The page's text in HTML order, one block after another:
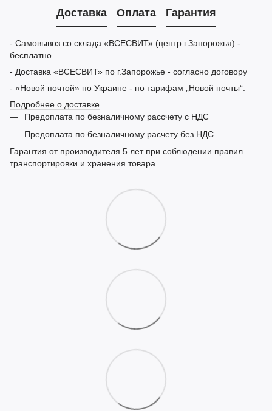
Доставка Оплата Гарантия
- Самовывоз со склада «ВСЕСВИТ» (центр г.Запорожья) -
бесплатно.
- Доставка «ВСЕСВИТ» по г.Запорожье - согласно договору
- «Новой почтой» по Украине - по тарифам „Новой почты“.
Подробнее о доставке
Предоплата по безналичному рассчету с НДС
Предоплата по безналичному расчету без НДС
Гарантия от производителя 5 лет при соблюдении правил
транспортировки и хранения товара